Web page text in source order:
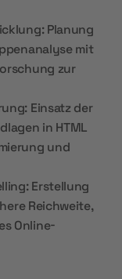
Planung
mit
zur
Einsatz der
in HTML
und
Erstellung
Reichweite,
Online-